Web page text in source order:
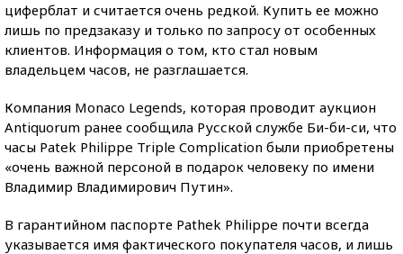
циферблат и считается очень редкой. Купить ее можно
лишь по предзаказу и только по запросу от особенных
клиентов. Информация о том, кто стал новым
владельцем часов, не разглашается.
Компания Monaco Legends, которая проводит аукцион
Antiquorum ранее сообщила Русской службе Би-би-си, что
часы Patek Philippe Triple Complication были приобретены
«очень важной персоной в подарок человеку по имени
Владимир Владимирович Путин».
В гарантийном паспорте Pathek Philippe почти всегда
указывается имя фактического покупателя часов, и лишь